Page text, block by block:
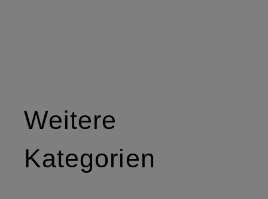
Weitere
Kategorien